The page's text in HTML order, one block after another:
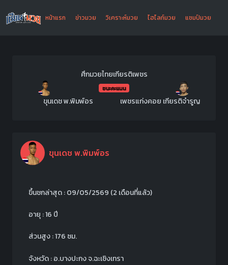
หน้าแรก ข่าวมวย วิเคราะห์มวย ไฮไลท์มวย แชมป์มวย
ศึกมวยไทยเกียรติเพชร
ชนะคะแนน
ขุนเดช พ.พิมพ์อร เพชรแก่งคอย เกียรติจำรูญ
ขุนเดช พ.พิมพ์อร
ขึ้นชกล่าสุด : 09/05/2569 (2 เดือนที่แล้ว)
อายุ : 16 ปี
ส่วนสูง : 176 ซม.
จังหวัด : อ.บางปะกง จ.ฉะเชิงเทรา